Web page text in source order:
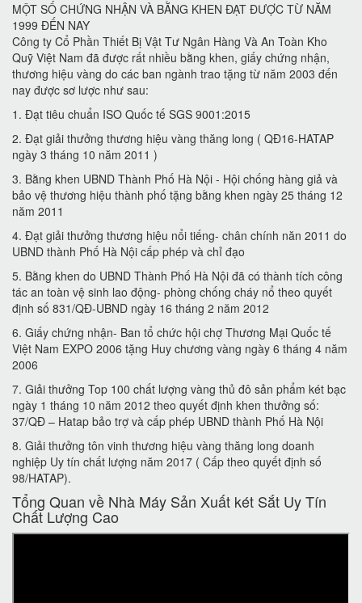
MỘT SỐ CHỨNG NHẬN VÀ BẰNG KHEN ĐẠT ĐƯỢC TỪ NĂM
1999 ĐẾN NAY
Công ty Cổ Phần Thiết Bị Vật Tư Ngân Hàng Và An Toàn Kho
Quỹ Việt Nam đã được rất nhiều bằng khen, giấy chứng nhận,
thương hiệu vàng do các ban ngành trao tặng từ năm 2003 đến
nay được sơ lược như sau:
1. Đạt tiêu chuẩn ISO Quốc tế SGS 9001:2015
2. Đạt giải thưởng thương hiệu vàng thăng long ( QĐ16-HATAP
ngày 3 tháng 10 năm 2011 )
3. Bằng khen UBND Thành Phố Hà Nội - Hội chống hàng giả và
bảo vệ thương hiệu thành phố tặng bằng khen ngày 25 tháng 12
năm 2011
4. Đạt giải thưởng thương hiệu nổi tiếng- chân chính năn 2011 do
UBND thành Phố Hà Nội cấp phép và chỉ đạo
5. Bằng khen do UBND Thành Phố Hà Nội đã có thành tích công
tác an toàn vệ sinh lao động- phòng chống cháy nổ theo quyết
định số 831/QĐ-UBND ngày 16 tháng 2 năm 2012
6. Giấy chứng nhận- Ban tổ chức hội chợ Thương Mại Quốc tế
Việt Nam EXPO 2006 tặng Huy chương vàng ngày 6 tháng 4 năm
2006
7. Giải thưởng Top 100 chất lượng vàng thủ đô sản phẩm két bạc
ngày 1 tháng 10 năm 2012 theo quyết định khen thưởng số:
37/QĐ – Hatap bảo trợ và cấp phép UBND thành Phố Hà Nội
8. Giải thưởng tôn vinh thương hiệu vàng thăng long doanh
nghiệp Uy tín chất lượng năm 2017 ( Cấp theo quyết định số
98/HATAP).
Tổng Quan về Nhà Máy Sản Xuất két Sắt Uy Tín
Chất Lượng Cao